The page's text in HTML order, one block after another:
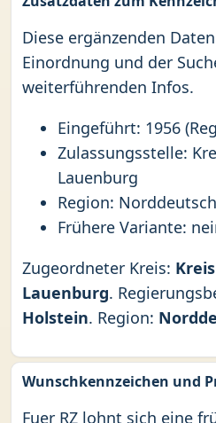
Diese ergänzenden
Einordnung und der
weiterführenden Infos.
Eingeführt: 1956
Zulassungsstelle:
Lauenburg
Region:
Frühere Variante:
Zugeordneter Kreis:
Lauenburg.
Holstein. Region:
Wunschkennzeichen und
Fuer RZ lohnt sich eine